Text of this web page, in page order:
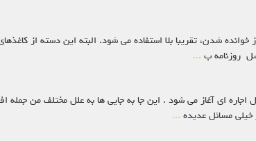
شدن، تقریبا بلا استفاده می شود. البته این دسته از
روزنامه ب ...
اجاره ای آغاز می شود . این جا به جایی ها به علل مختلف من جمله
مسائل عدیده ...